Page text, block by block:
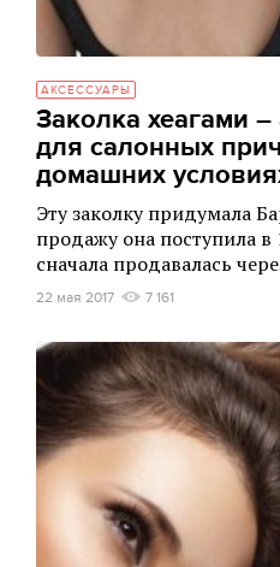
АКСЕССУАРЫ
Заколка хеагами –
для салонных
домашних
Эту заколку придумала
продажу она поступила в
сначала продавалась
22 мая 2017 7 161